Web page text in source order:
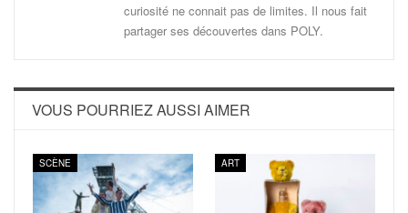
curiosité ne connait pas de limites. Il nous fait
partager ses découvertes dans POLY.
VOUS POURRIEZ AUSSI AIMER
SCÈNE ART